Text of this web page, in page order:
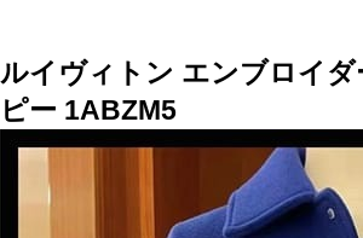
ルイヴィトン エンブロイ
ピー 1ABZM5